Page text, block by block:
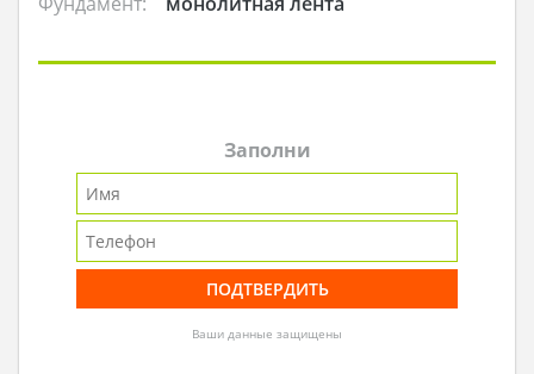
Заполни
Ваши данные защищены